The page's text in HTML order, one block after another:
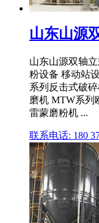
山东山源
山东山源双轴
粉设备 移动站
系列反击式破
磨机 MTW系列
雷蒙磨粉机 ...
联系电话: 180